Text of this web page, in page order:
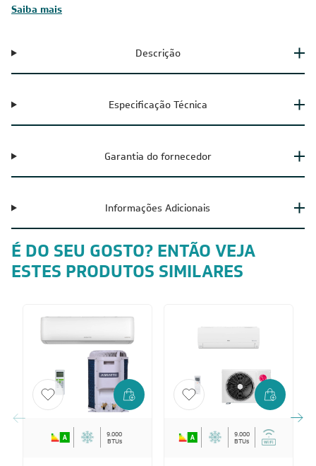
Saiba mais
Descrição
Especificação Técnica
Garantia do fornecedor
Informações Adicionais
É DO SEU GOSTO? ENTÃO VEJA
ESTES PRODUTOS SIMILARES
9.000
BTUs
9.000
BTUs